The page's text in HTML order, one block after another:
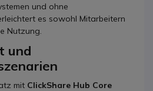
und ohne
es sowohl Mitarbeitern
Nutzung.
und
mit ClickShare Hub Core